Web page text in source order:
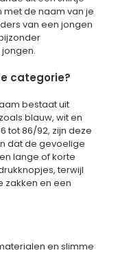
met de naam van je
van een jongen
categorie?
bestaat uit
blauw, wit en
tot 86/92, zijn deze
dat de gevoelige
lange of korte
terwijl
zakken en een
en slimme